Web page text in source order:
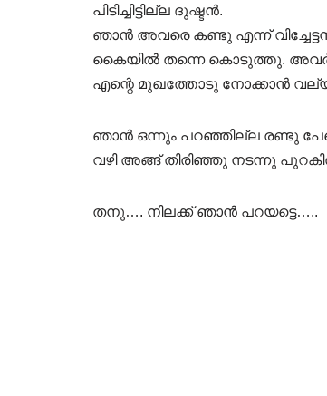
പിടിച്ചിട്ടില്ല ദുഷ്ടൻ.
ഞാൻ അവരെ കണ്ടു എന്ന്
കൈയിൽ തന്നെ കൊടുത്തു. അവർ
എന്റെ മുഖത്തോടു നോക്കാൻ വല്യ
ഞാൻ ഒന്നും പറഞ്ഞില്ല രണ്ടു
വഴി അങ്ങ് തിരിഞ്ഞു നടന്നു പുറകിൽ
തനു…. നിലക്ക് ഞാൻ പറയട്ടെ…..